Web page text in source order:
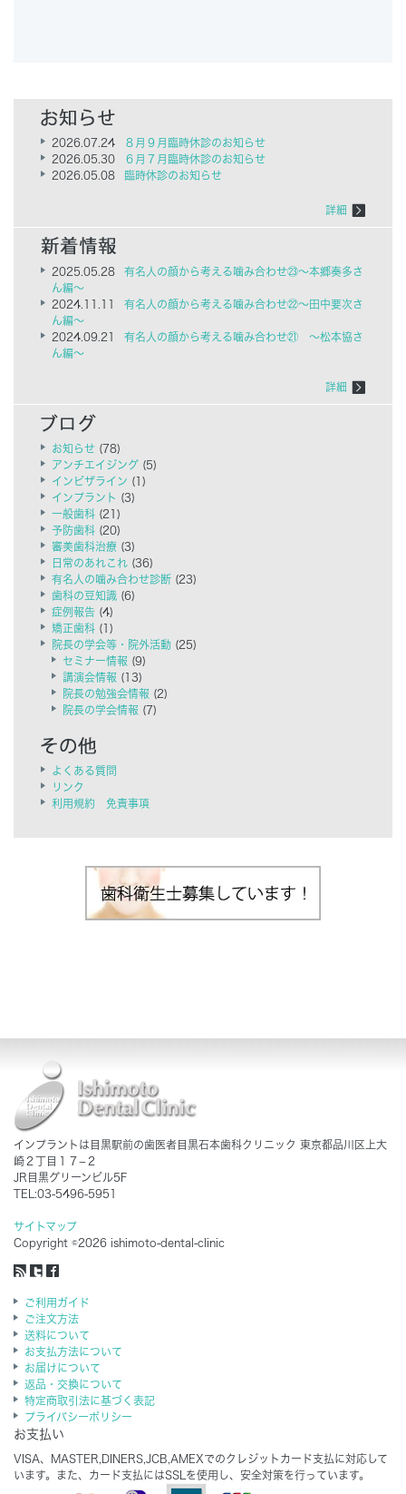
2026.07.24
８月９月臨時休診のお知らせ
2026.05.30
６月７月臨時休診のお知らせ
2026.05.08
臨時休診のお知らせ
詳細
2025.05.28
有名人の顔から考える噛み合わせ㉓～本郷奏多さ
ん編～
2024.11.11
有名人の顔から考える噛み合わせ㉒～田中要次さ
ん編～
2024.09.21
有名人の顔から考える噛み合わせ㉑ ～松本協さ
ん編～
詳細
お知らせ (78)
アンチエイジング (5)
インビザライン (1)
インプラント (3)
一般歯科 (21)
予防歯科 (20)
審美歯科治療 (3)
日常のあれこれ (36)
有名人の噛み合わせ診断 (23)
歯科の豆知識 (6)
症例報告 (4)
矯正歯科 (1)
院長の学会等・院外活動 (25)
セミナー情報 (9)
講演会情報 (13)
院長の勉強会情報 (2)
院長の学会情報 (7)
よくある質問
リンク
利用規約 免責事項
インプラントは目黒駅前の歯医者目黒石本歯科クリニック 東京都品川区上大
崎２丁目１７−２
JR目黒グリーンビル5F
TEL:03-5496-5951
サイトマップ
Copyright ©2026 ishimoto-dental-clinic
ご利用ガイド
ご注文方法
送料について
お支払方法について
お届けについて
返品・交換について
特定商取引法に基づく表記
プライバシーポリシー
お支払い
VISA、MASTER,DINERS,JCB,AMEXでのクレジットカード支払に対応して
います。また、カード支払にはSSLを使用し、安全対策を行っています。